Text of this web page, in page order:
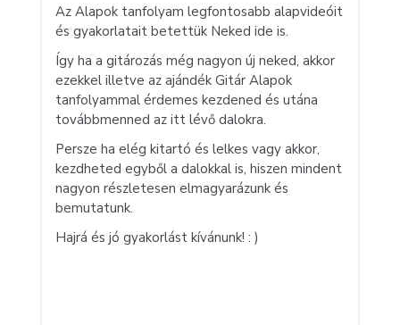
Az Alapok tanfolyam legfontosabb alapvideóit
és gyakorlatait betettük Neked ide is.
Így ha a gitározás még nagyon új neked, akkor
ezekkel illetve az ajándék Gitár Alapok
tanfolyammal érdemes kezdened és utána
továbbmenned az itt lévő dalokra.
Persze ha elég kitartó és lelkes vagy akkor,
kezdheted egyből a dalokkal is, hiszen mindent
nagyon részletesen elmagyarázunk és
bemutatunk.
Hajrá és jó gyakorlást kívánunk! : )